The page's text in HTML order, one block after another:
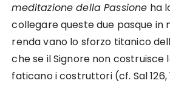
meditazione della Passione ha
collegare queste due pasque in
renda vano lo sforzo titanico
che se il Signore non costruisce
faticano i costruttori (cf. Sal 126,